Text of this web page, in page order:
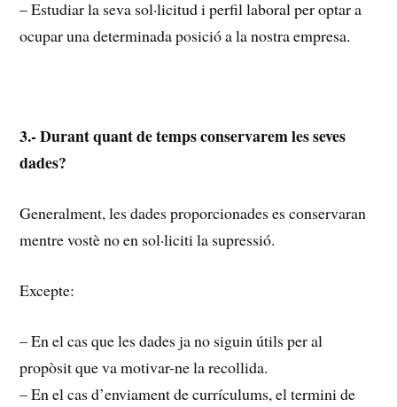
– Estudiar la seva sol·licitud i perfil laboral per optar a
ocupar una determinada posició a la nostra empresa.
3.- Durant quant de temps conservarem les seves
dades?
Generalment, les dades proporcionades es conservaran
mentre vostè no en sol·liciti la supressió.
Excepte:
– En el cas que les dades ja no siguin útils per al
propòsit que va motivar-ne la recollida.
– En el cas d’enviament de currículums, el termini de